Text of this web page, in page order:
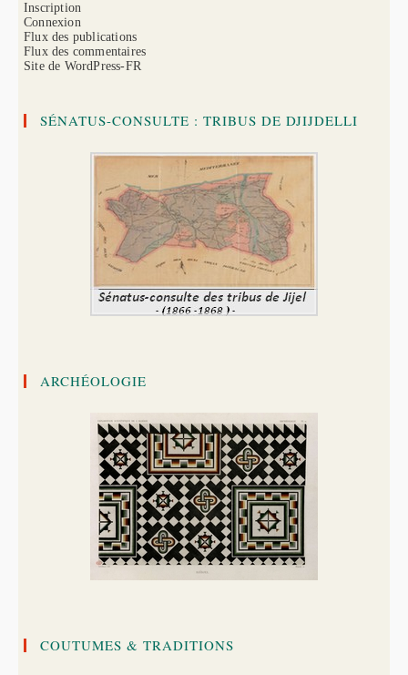
Inscription
Connexion
Flux des publications
Flux des commentaires
Site de WordPress-FR
SÉNATUS-CONSULTE : TRIBUS DE DJIJDELLI
ARCHÉOLOGIE
COUTUMES & TRADITIONS